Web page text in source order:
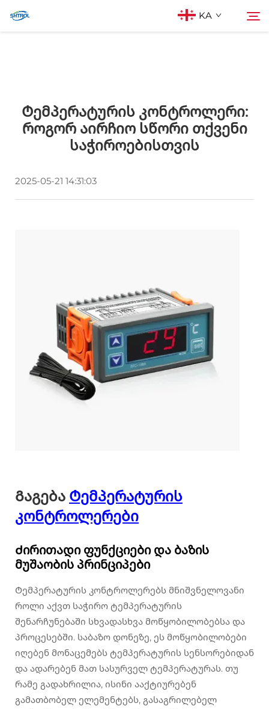
KA
Პროდუქტები
Დაგვიკავშირდით
Ტემპერატურის Კონტროლერი:
Როგორ Აირჩიო Სწორი Თქვენი
Საჭიროებისთვის
2025-05-21 14:31:03
Გაგება Ტემპერატურის
კონტროლერები
Ძირითადი ფუნქციები და ბაზის
მუშაობის პრინციპები
Ტემპერატურის კონტროლერებს მნიშვნელოვანი
როლი აქვთ საჭირო ტემპერატურის
შენარჩუნებაში სხვადასხვა მოწყობილობებსა და
პროცესებში. საბაზო დონეზე, ეს მოწყობილობები
იღებენ მონაცემებს ტემპერატურის სენსორებიდან
და ადარებენ მათ სასურველ ტემპერატურას. თუ
რამე გადახრილია, ისინი ააქტიურებენ
გამათბობელ ელემენტებს, გასაგრილებელ